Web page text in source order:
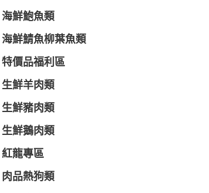
海鮮鮑魚類
海鮮鯖魚柳葉魚類
特價品福利區
生鮮羊肉類
生鮮豬肉類
生鮮鵝肉類
紅龍專區
肉品熱狗類